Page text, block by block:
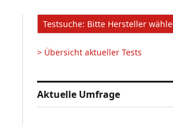
> Übersicht aktueller Tests
Aktuelle Umfrage